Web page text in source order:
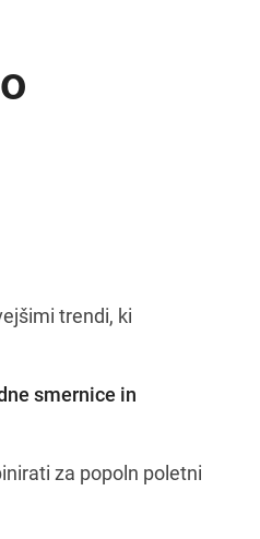
trendi, ki
smernice in
za popoln poletni